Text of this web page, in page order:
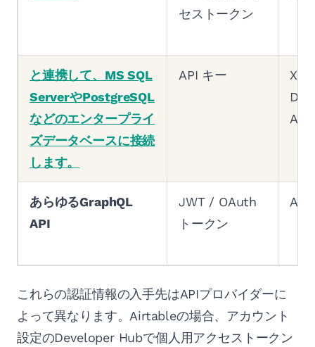
セストークン
と連携して、MS SQL
ServerやPostgreSQL
などのエンタープライ
ズデータベースに接続
します。
API キー
X-
あらゆるGraphQL
API
JWT / OAuth
トークン
これらの認証情報の入手先はAPIプロバイダーに
よって異なります。Airtableの場合、アカウント
設定のDeveloper Hubで個人用アクセストークン